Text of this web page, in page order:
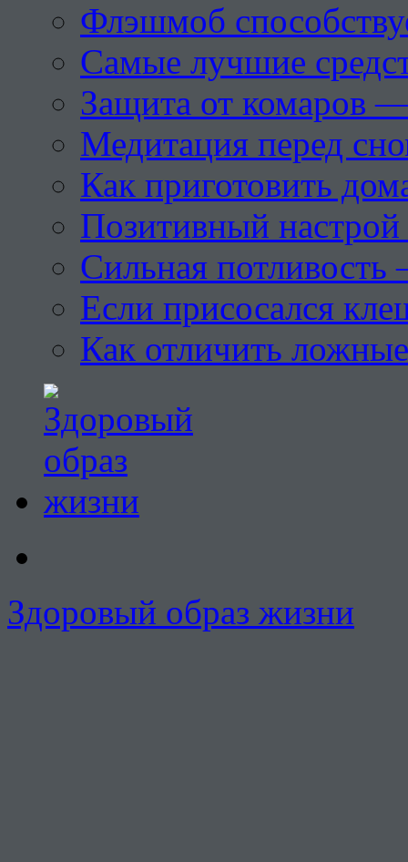
Флэшмоб
Самые лучшие
Защита от комаров
Медитация перед
Как приготовить
Позитивный настрой
Сильная потливость
Если присосался
Как отличить
Здоровый образ жизни